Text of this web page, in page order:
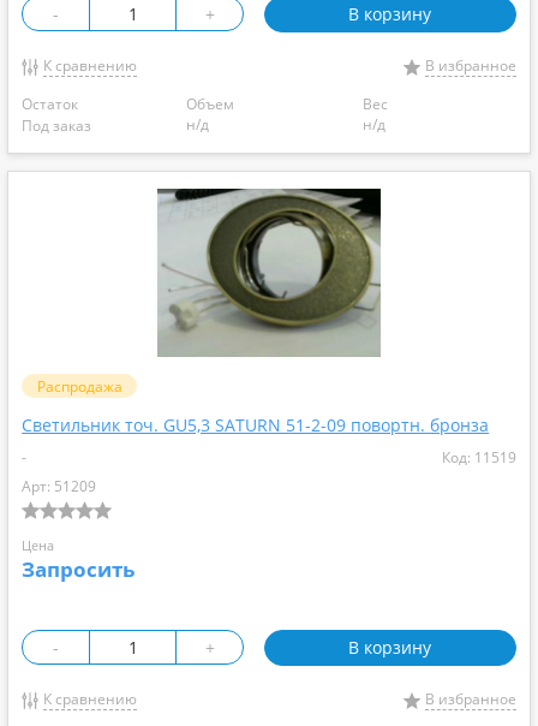
- + В корзину
К сравнению
В избранное
Остаток
Под заказ
Объем
н/д
Вес
н/д
Распродажа
Светильник точ. GU5,3 SATURN 51-2-09 повортн. бронза
-
Код: 11519
Арт: 51209
Цена
Запросить
- + В корзину
К сравнению
В избранное